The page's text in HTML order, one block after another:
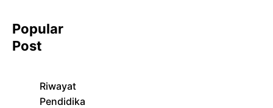
Popular
Post
Riwayat
Pendidika